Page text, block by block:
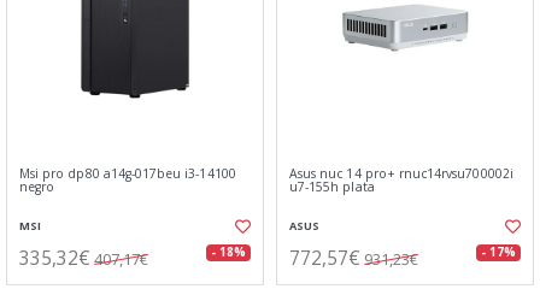
Msi pro dp80 a14g-017beu i3-14100
negro
MSI
335,32€ 407,17€ - 18%
Asus nuc 14 pro+ rnuc14rvsu700002i
u7-155h plata
ASUS
772,57€ 931,23€ - 17%